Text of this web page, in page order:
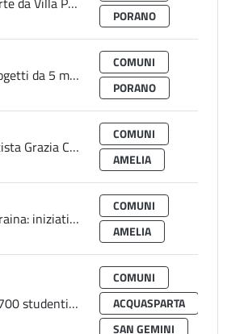
PORANO
Porano, progetti da 5 milioni con aggregazione Comuni su bando rigenerazione urbana
COMUNI
PORANO
Amelia, artista Grazia Cucco fra espositori Palazzo Doebbing a Sutri in mostra organizzata da Sgarbi: Sindaco esprime congratulazioni
COMUNI
AMELIA
Amelia, Ucraina: iniziativa sabato in biblioteca con ambasciatore Carnelos
COMUNI
AMELIA
Provincia, 700 studenti per Giornata della pacifica convivenza fra i popoli ad Acquasparta e San Gemini
COMUNI
ACQUASPARTA
SAN GEMINI